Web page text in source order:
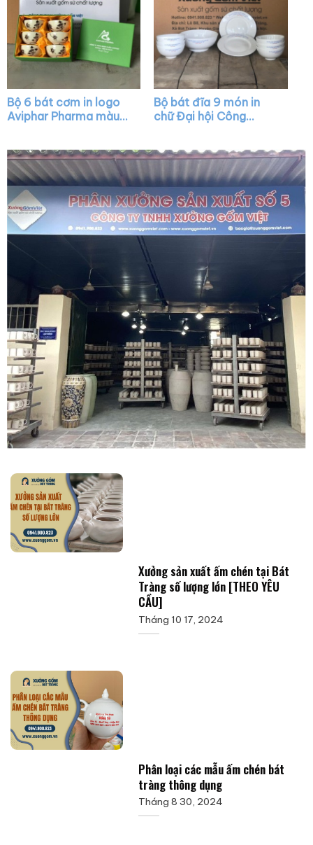
Bộ 6 bát cơm in logo
Aviphar Pharma màu
Bộ bát đĩa 9 món in
chữ Đại hội Công
Xưởng sản xuất ấm chén tại Bát
Tràng số lượng lớn [THEO YÊU
CẦU]
Tháng 10 17, 2024
Phân loại các mẫu ấm chén bát
tràng thông dụng
Tháng 8 30, 2024